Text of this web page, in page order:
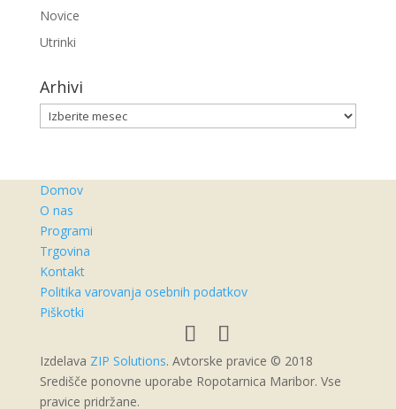
Novice
Utrinki
Arhivi
Arhivi
Domov
O nas
Programi
Trgovina
Kontakt
Politika varovanja osebnih podatkov
Piškotki
Izdelava ZIP Solutions. Avtorske pravice © 2018
Središče ponovne uporabe Ropotarnica Maribor. Vse
pravice pridržane.